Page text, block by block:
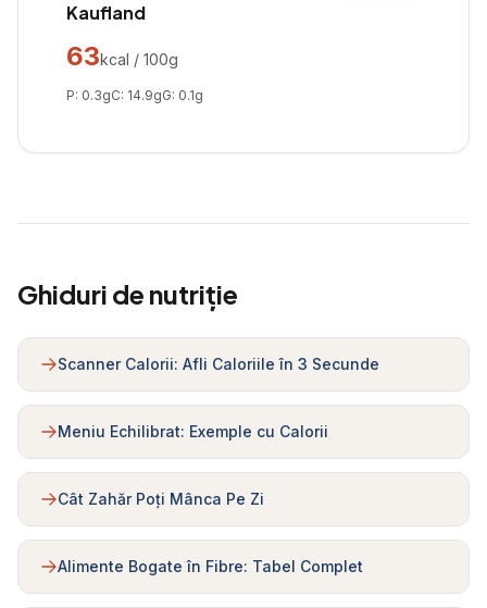
Kaufland
63kcal / 100g
P: 0.3gC: 14.9gG: 0.1g
Ghiduri de nutriție
Scanner Calorii: Afli Caloriile în 3 Secunde
Meniu Echilibrat: Exemple cu Calorii
Cât Zahăr Poți Mânca Pe Zi
Alimente Bogate în Fibre: Tabel Complet